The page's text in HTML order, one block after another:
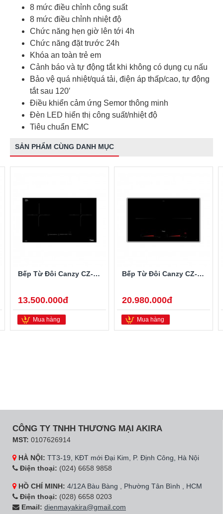
8 mức điều chỉnh công suất
8 mức điều chỉnh nhiệt độ
Chức năng hẹn giờ lên tới 4h
Chức năng đặt trước 24h
Khóa an toàn trẻ em
Cảnh báo và tự động tắt khi không có dụng cụ nấu
Bảo vệ quá nhiệt/quá tải, điện áp thấp/cao, tự động
tắt sau 120′
Điều khiển cảm ứng Semor thông minh
Đèn LED hiển thị công suất/nhiệt độ
Tiêu chuẩn EMC
SẢN PHẨM CÙNG DANH MỤC
Bếp Từ Đôi Canzy CZ-922P
13.500.000đ
Mua hàng
Bếp Từ Đôi Canzy CZ-702IP
20.980.000đ
Mua hàng
CÔNG TY TNHH THƯƠNG MẠI AKIRA
MST: 0107626914
HÀ NỘI: TT3-19, KĐT mới Đại Kim, P. Định Công, Hà Nội
Điện thoại: (024) 6658 9858
HỒ CHÍ MINH: 4/12A Bàu Bàng , Phường Tân Bình , HCM
Điện thoại: (028) 6658 0203
Email: dienmayakira@gmail.com